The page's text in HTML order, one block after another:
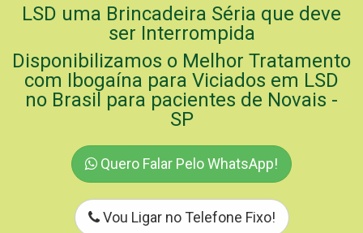
LSD uma Brincadeira Séria que deve
ser Interrompida
Disponibilizamos o Melhor Tratamento
com Ibogaína para Viciados em LSD
no Brasil para pacientes de Novais -
SP
Quero Falar Pelo WhatsApp!
Vou Ligar no Telefone Fixo!